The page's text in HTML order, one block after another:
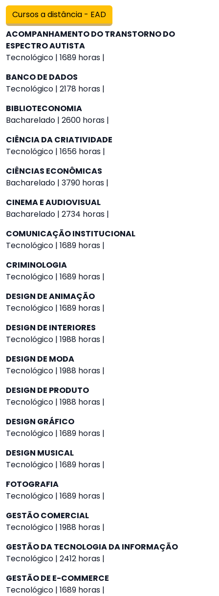
Cursos a distância - EAD
ACOMPANHAMENTO DO TRANSTORNO DO
ESPECTRO AUTISTA
Tecnológico | 1689 horas |
BANCO DE DADOS
Tecnológico | 2178 horas |
BIBLIOTECONOMIA
Bacharelado | 2600 horas |
CIÊNCIA DA CRIATIVIDADE
Tecnológico | 1656 horas |
CIÊNCIAS ECONÔMICAS
Bacharelado | 3790 horas |
CINEMA E AUDIOVISUAL
Bacharelado | 2734 horas |
COMUNICAÇÃO INSTITUCIONAL
Tecnológico | 1689 horas |
CRIMINOLOGIA
Tecnológico | 1689 horas |
DESIGN DE ANIMAÇÃO
Tecnológico | 1689 horas |
DESIGN DE INTERIORES
Tecnológico | 1988 horas |
DESIGN DE MODA
Tecnológico | 1988 horas |
DESIGN DE PRODUTO
Tecnológico | 1988 horas |
DESIGN GRÁFICO
Tecnológico | 1689 horas |
DESIGN MUSICAL
Tecnológico | 1689 horas |
FOTOGRAFIA
Tecnológico | 1689 horas |
GESTÃO COMERCIAL
Tecnológico | 1988 horas |
GESTÃO DA TECNOLOGIA DA INFORMAÇÃO
Tecnológico | 2412 horas |
GESTÃO DE E-COMMERCE
Tecnológico | 1689 horas |